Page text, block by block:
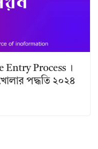
Entry Process ।
পদ্ধতি ২০২৪